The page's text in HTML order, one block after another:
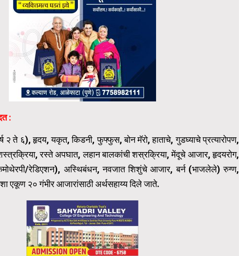
:
२ ते ६), हृदय, यकृत, किडनी, फुफ्फुस, बोन मॅरो, हाताचे, गुडघ्याचे प्रत्यारोपण,
रस्ते अपघात, लहान बालकांची शस्रक्रिया, मेंदूचे आजार, हृदयरोग,
रेडिएशन), अस्थिबंधन, नवजात शिशुंचे आजार, बर्न (भाजलेले) रुग्ण,
एकूण २० गंभीर आजारांसाठी अर्थसहाय्य दिले जाते.